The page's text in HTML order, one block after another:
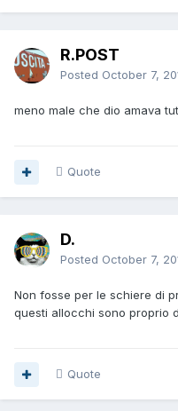
R.POST
Posted October 7,
meno male che dio amava
Quote
D.
Posted October 7,
Non fosse per le schiere di
questi allocchi sono proprio
Quote